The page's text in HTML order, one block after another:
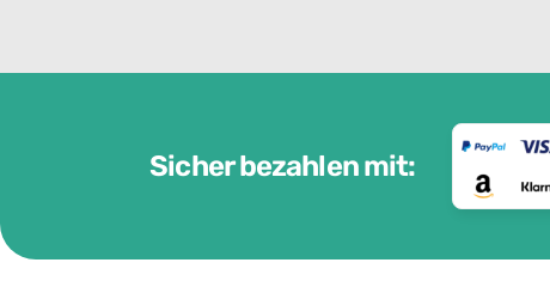
Sicher bezahlen mit: